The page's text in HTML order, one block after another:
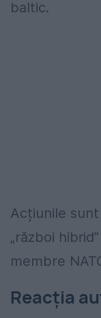
baltic.
Acțiunile
„război
membre
Reacția